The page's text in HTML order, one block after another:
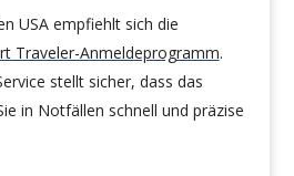
USA empfiehlt sich die
Traveler-Anmeldeprogramm.
stellt sicher, dass das
in Notfällen schnell und präzise